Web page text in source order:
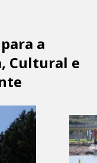
a
Cultural e